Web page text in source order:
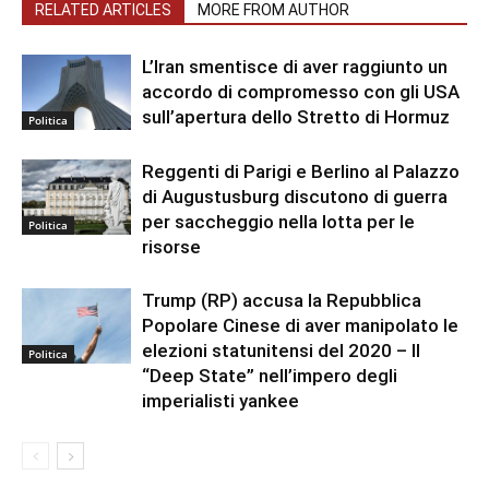
RELATED ARTICLES MORE FROM AUTHOR
Politica
L’Iran smentisce di aver raggiunto un
accordo di compromesso con gli USA
sull’apertura dello Stretto di Hormuz
Politica
Reggenti di Parigi e Berlino al Palazzo
di Augustusburg discutono di guerra
per saccheggio nella lotta per le
risorse
Politica
Trump (RP) accusa la Repubblica
Popolare Cinese di aver manipolato le
elezioni statunitensi del 2020 – Il
“Deep State” nell’impero degli
imperialisti yankee